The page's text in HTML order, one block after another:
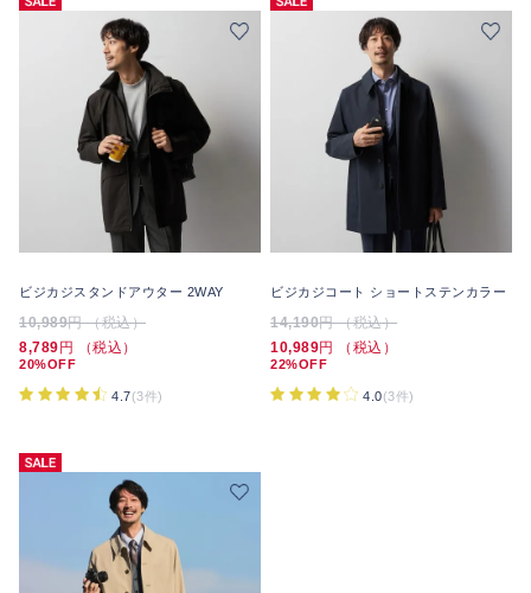
ビジカジスタンドアウター 2WAY
10,989円 （税込）
8,789円 （税込）
20%OFF
4.7(3件)
ビジカジコート ショートステンカラー
14,190円 （税込）
10,989円 （税込）
22%OFF
4.0(3件)